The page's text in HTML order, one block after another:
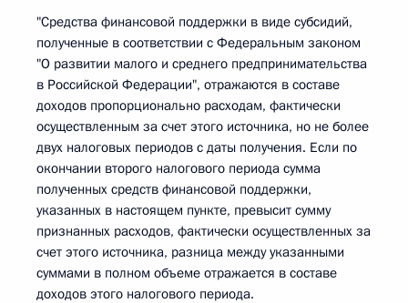
"Средства финансовой поддержки в виде субсидий,
полученные в соответствии с Федеральным законом
"О развитии малого и среднего предпринимательства
в Российской Федерации", отражаются в составе
доходов пропорционально расходам, фактически
осуществленным за счет этого источника, но не более
двух налоговых периодов с даты получения. Если по
окончании второго налогового периода сумма
полученных средств финансовой поддержки,
указанных в настоящем пункте, превысит сумму
признанных расходов, фактически осуществленных за
счет этого источника, разница между указанными
суммами в полном объеме отражается в составе
доходов этого налогового периода.